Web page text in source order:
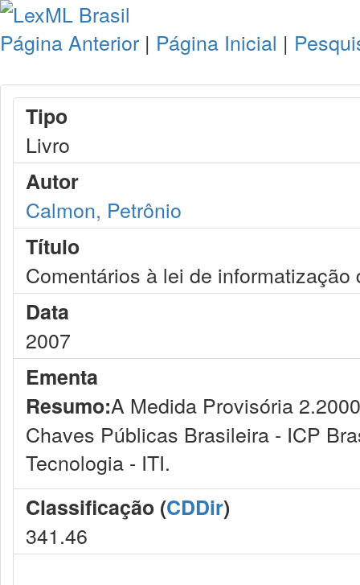
Página Anterior | Página Inicial |
Tipo
Livro
Autor
Calmon, Petrônio
Título
Comentários à lei de
Data
2007
Ementa
Resumo:A Medida Provisória
Chaves Públicas Brasileira - ICP
Tecnologia - ITI.
Classificação (CDDir)
341.46